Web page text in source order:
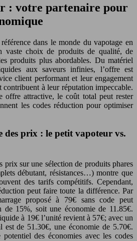
: votre partenaire pour
dans le monde du vapotage en
vaste choix de produits de qualité, de
produits plus abordables. Du matériel
aux saveurs infinies, l’offre est
client performant et leur engagement
contribuent à leur réputation impeccable.
offre attractive, le coût total peut rester
les codes réduction pour optimiser
des prix : le petit vapoteur vs.
prix sur une sélection de produits phares
débutant, résistances…) montre que
des tarifs compétitifs. Cependant,
peut faire toute la différence. Par
proposé à 79€ sans code peut
de 15%, soit une économie de 11.85€.
à 19€ l’unité revient à 57€; avec un
de 51.30€, une économie de 5.70€.
des économies avec les codes